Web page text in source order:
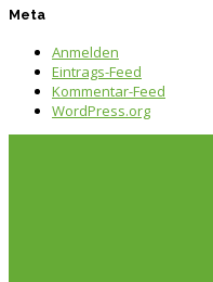
Meta
Anmelden
Eintrags-Feed
Kommentar-Feed
WordPress.org